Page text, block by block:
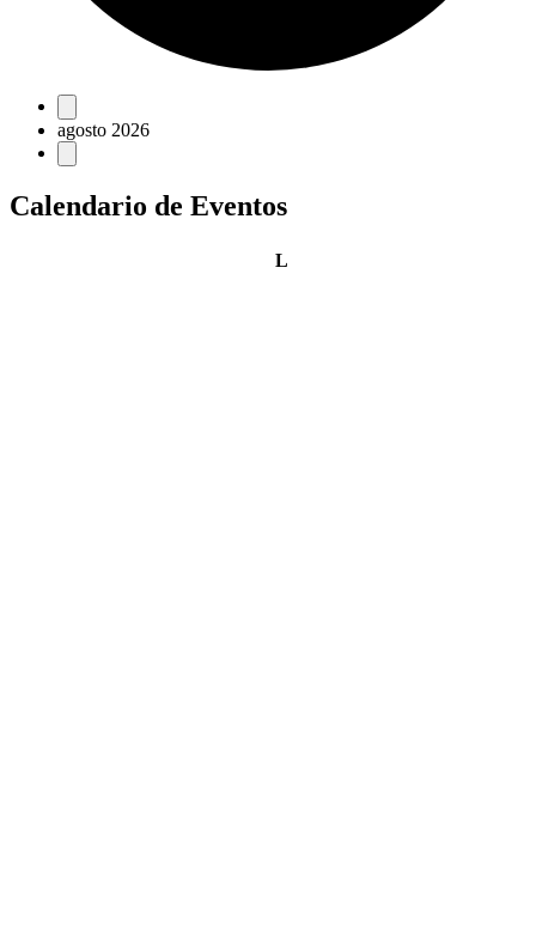
Eventos
agosto 2026
Calendario de Eventos
Llunes